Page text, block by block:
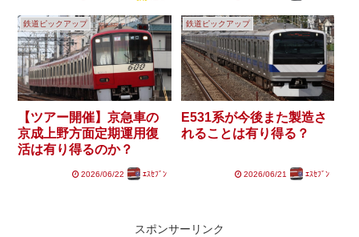
鉄道ピックアップ
【ツアー開催】京急車の
京成上野方面定期運用復
活は有り得るのか？
2026/06/22 ｴｽｾﾌﾞﾝ
鉄道ピックアップ
E531系が今後また製造さ
れることは有り得る？
2026/06/21 ｴｽｾﾌﾞﾝ
スポンサーリンク